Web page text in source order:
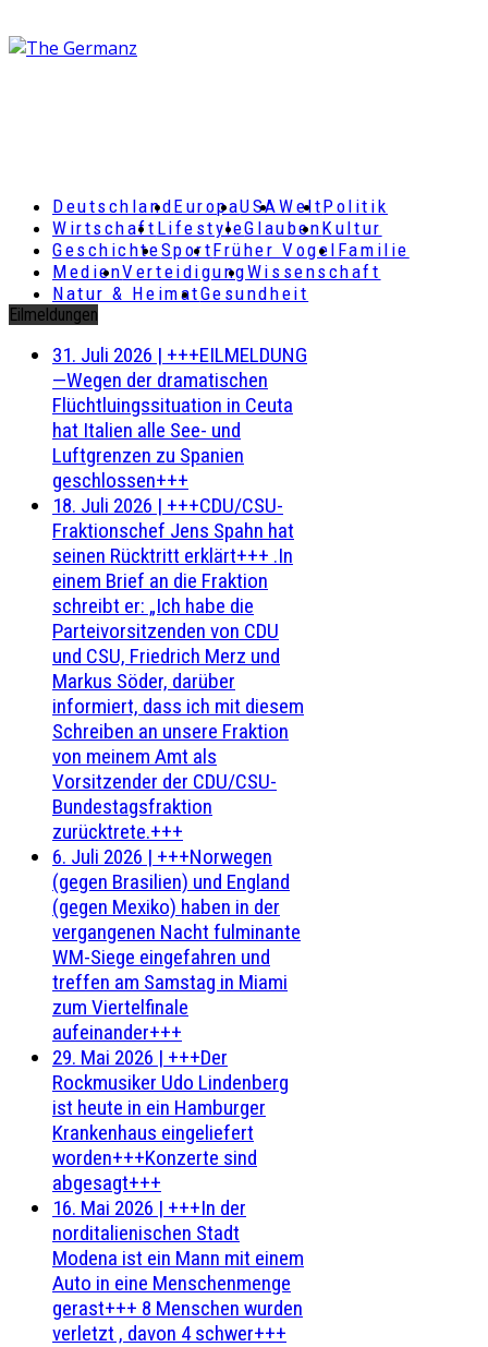
DeutschlandEuropaUSAWeltPolitik
Wirtschaft LifestyleGlaubenKultur
GeschichteSportFrüher Vogel Familie
MedienVerteidigungWissenschaft
Natur & HeimatGesundheit
Eilmeldungen
31. Juli 2026 | +++EILMELDUNG
—Wegen der dramatischen
Flüchtluingssituation in Ceuta
hat Italien alle See- und
Luftgrenzen zu Spanien
geschlossen+++
18. Juli 2026 | +++CDU/CSU-
Fraktionschef Jens Spahn hat
seinen Rücktritt erklärt+++ .In
einem Brief an die Fraktion
schreibt er: „Ich habe die
Parteivorsitzenden von CDU
und CSU, Friedrich Merz und
Markus Söder, darüber
informiert, dass ich mit diesem
Schreiben an unsere Fraktion
von meinem Amt als
Vorsitzender der CDU/CSU-
Bundestagsfraktion
zurücktrete.+++
6. Juli 2026 | +++Norwegen
(gegen Brasilien) und England
(gegen Mexiko) haben in der
vergangenen Nacht fulminante
WM-Siege eingefahren und
treffen am Samstag in Miami
zum Viertelfinale
aufeinander+++
29. Mai 2026 | +++Der
Rockmusiker Udo Lindenberg
ist heute in ein Hamburger
Krankenhaus eingeliefert
worden+++Konzerte sind
abgesagt+++
16. Mai 2026 | +++In der
norditalienischen Stadt
Modena ist ein Mann mit einem
Auto in eine Menschenmenge
gerast+++ 8 Menschen wurden
verletzt , davon 4 schwer+++